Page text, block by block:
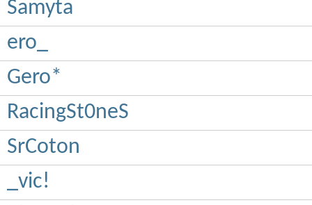
Samyta
ero_
Gero*
RacingSt0neS
SrCoton
_vic!